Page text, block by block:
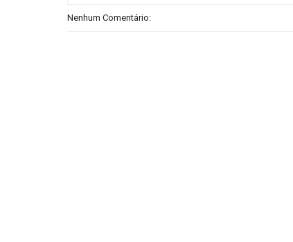
Nenhum Comentário: